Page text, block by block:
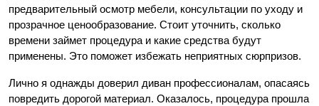
предварительный осмотр мебели, консультации по уходу и
прозрачное ценообразование. Стоит уточнить, сколько
времени займет процедура и какие средства будут
применены. Это поможет избежать неприятных сюрпризов.
Лично я однажды доверил диван профессионалам, опасаясь
повредить дорогой материал. Оказалось, процедура прошла